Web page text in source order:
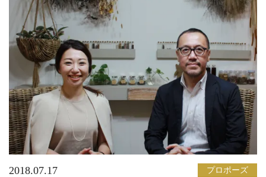
2018.07.17 プロポーズ